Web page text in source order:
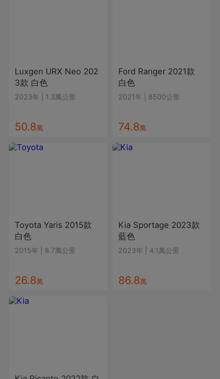
Luxgen URX Neo 202
3款 白色
2023年 1.3萬公里
50.8萬
Toyota Yaris 2015款
白色
2015年 8.7萬公里
26.8萬
Ford Ranger 2021款
白色
2021年 8500公里
74.8萬
Kia Sportage 2023款
藍色
2023年 4.1萬公里
86.8萬